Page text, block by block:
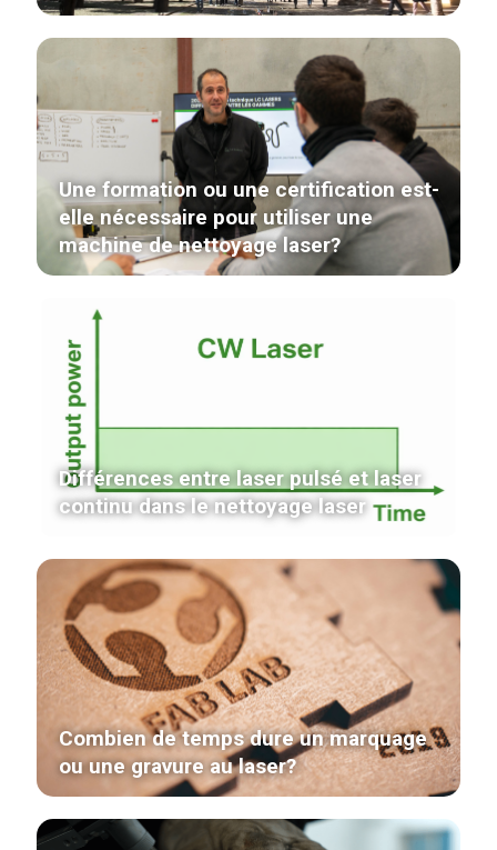
Une formation ou une certification est-
elle nécessaire pour utiliser une
machine de nettoyage laser?
Différences entre laser pulsé et laser
continu dans le nettoyage laser
Combien de temps dure un marquage
ou une gravure au laser?